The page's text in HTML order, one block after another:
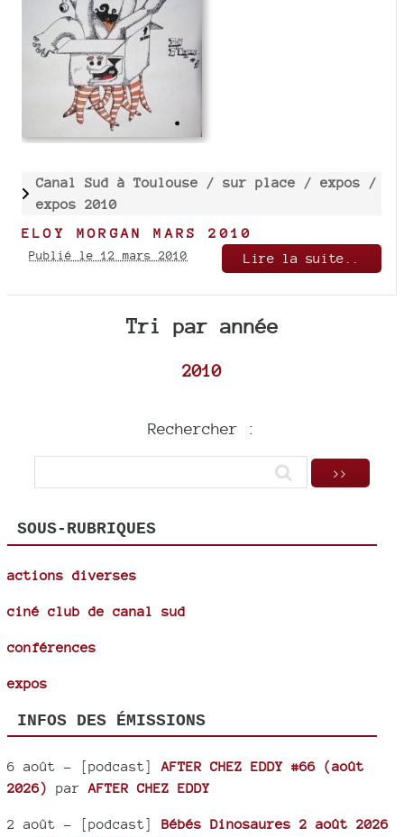
Canal Sud à Toulouse / sur place / expos /
expos 2010
ELOY MORGAN MARS 2010
Publié le 12 mars 2010 Lire la suite..
Tri par année
2010
Rechercher :
SOUS-RUBRIQUES
actions diverses
ciné club de canal sud
conférences
expos
INFOS DES ÉMISSIONS
6 août - [podcast] AFTER CHEZ EDDY #66 (août
2026)
par AFTER CHEZ EDDY
2 août - [podcast] Bébés Dinosaures 2 août 2026